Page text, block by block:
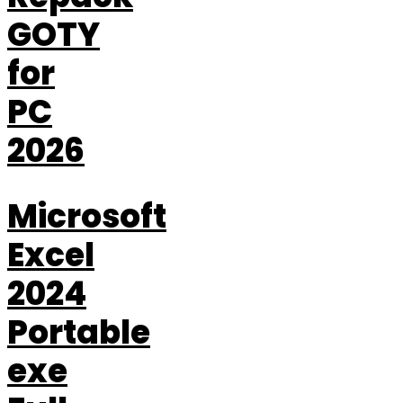
GOTY
for
PC
2026
Microsoft
Excel
2024
Portable
exe